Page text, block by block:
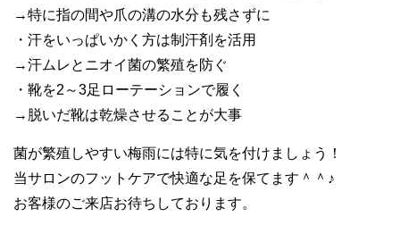
→特に指の間や爪の溝の水分も残さずに
・汗をいっぱいかく方は制汗剤を活用
→汗ムレとニオイ菌の繁殖を防ぐ
・靴を2～3足ローテーションで履く
→脱いだ靴は乾燥させることが大事
菌が繁殖しやすい梅雨には特に気を付けましょう！
当サロンのフットケアで快適な足を保てます＾＾♪
お客様のご来店お待ちしております。